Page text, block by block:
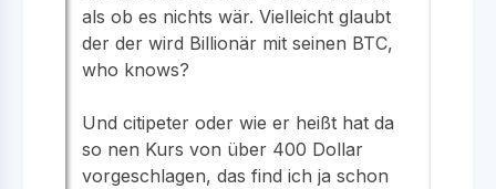
als ob es nichts wär. Vielleicht glaubt
der der wird Billionär mit seinen BTC,
who knows?
Und citipeter oder wie er heißt hat da
so nen Kurs von über 400 Dollar
vorgeschlagen, das find ich ja schon